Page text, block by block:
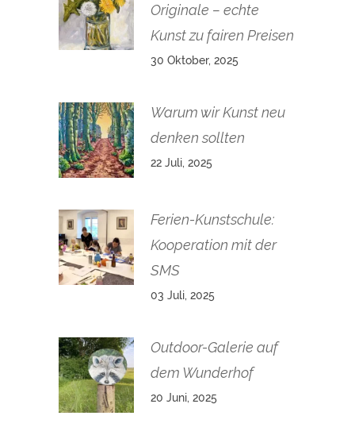
Originale – echte
Kunst zu fairen Preisen
30 Oktober, 2025
Warum wir Kunst neu
denken sollten
22 Juli, 2025
Ferien-Kunstschule:
Kooperation mit der
SMS
03 Juli, 2025
Outdoor-Galerie auf
dem Wunderhof
20 Juni, 2025